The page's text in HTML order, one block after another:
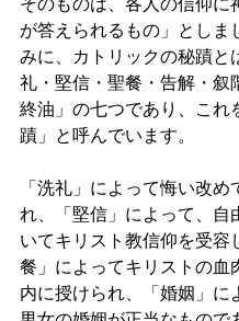
そのものは、各人の信仰に
が答えられるもの」としま
みに、カトリックの秘蹟と
礼・堅信・聖餐・告解・叙
終油」の七つであり、これ
蹟」と呼んでいます。
「洗礼」によって悔い改め
れ、「堅信」によって、自
いてキリスト教信仰を受容
餐」によってキリストの血
内に授けられ、「婚姻」に